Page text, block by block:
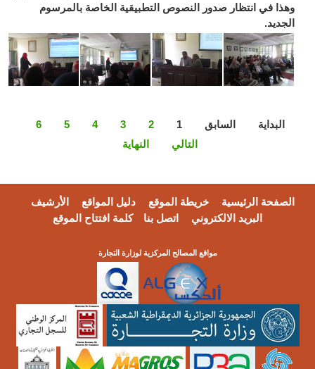
وهذا في انتظار صدور النصوص التطبيقية الخاصة بالمرسوم
الجديد.
البداية السابق 1
2
3
4
5
6
التالي
النهاية
الصفحة الرئيسية خريطة الموقع دليل المواقع
الأرشيف
البريد الالكتروني
اتصل بنا كلمة افتتاح الموقع
مواقع المصالح المركزية لوزارة التجارة